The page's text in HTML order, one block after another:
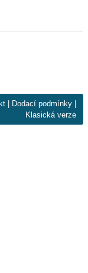
Dodací podmínky